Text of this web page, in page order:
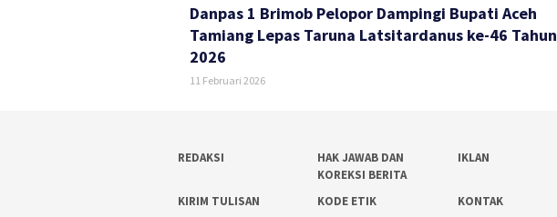
Danpas 1 Brimob Pelopor Dampingi Bupati Aceh
Tamiang Lepas Taruna Latsitardanus ke-46 Tahun
2026
11 Februari 2026
REDAKSI
HAK JAWAB DAN
KOREKSI BERITA
IKLAN
KIRIM TULISAN KODE ETIK KONTAK